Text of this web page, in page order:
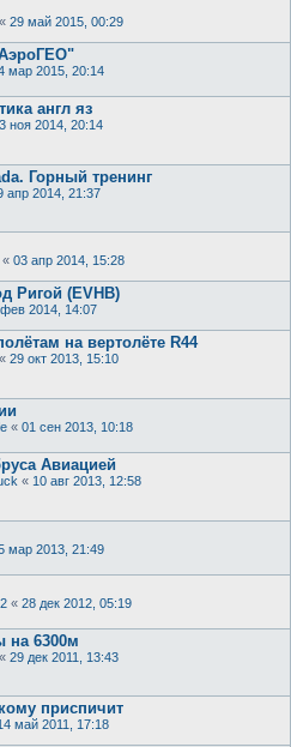
« 29 май 2015, 00:29
мар 2015, 20:14
англ яз
ноя 2014, 20:14
Горный тренинг
апр 2014, 21:37
« 03 апр 2014, 15:28
Ригой (EVHB)
2014, 14:07
на вертолёте R44
« 29 окт 2013, 15:10
« 01 сен 2013, 10:18
Авиацией
« 10 авг 2013, 12:58
мар 2013, 21:49
« 28 дек 2012, 05:19
на 6300м
« 29 дек 2011, 13:43
приспичит
май 2011, 17:18